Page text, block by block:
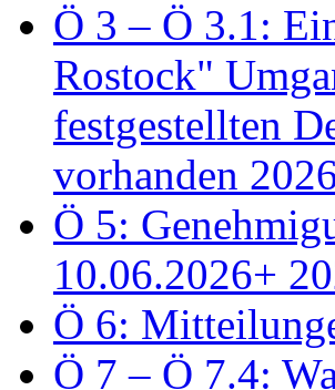
Ö 3 – Ö 3.1:
Rostock"
festgestellten
vorhanden
Ö 5:
10.06.2026+
Ö 6:
Ö 7 – Ö 7.4: